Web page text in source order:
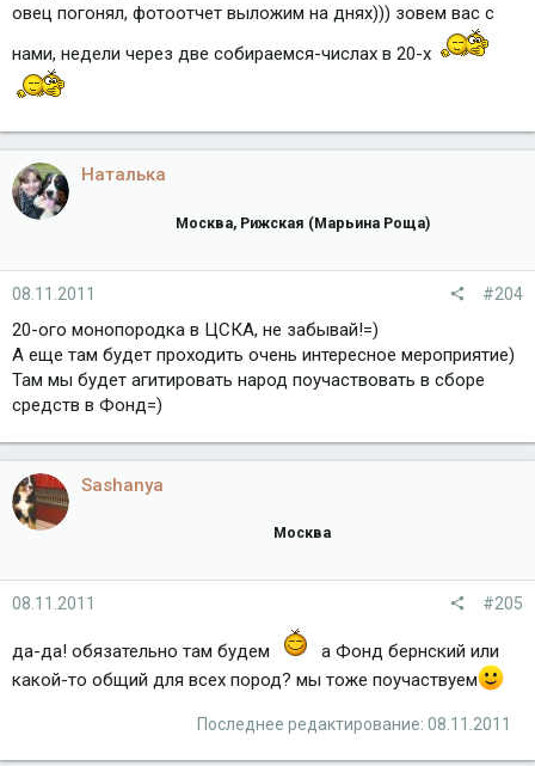
овец погонял, фотоотчет выложим на днях))) зовем вас с
нами, недели через две собираемся-числах в 20-х
Наталька
Москва, Рижская (Марьина Роща)
08.11.2011 #204
20-ого монопородка в ЦСКА, не забывай!=)
А еще там будет проходить очень интересное мероприятие)
Там мы будет агитировать народ поучаствовать в сборе
средств в Фонд=)
Sashanya
Москва
08.11.2011 #205
да-да! обязательно там будем
а Фонд бернский или
какой-то общий для всех пород? мы тоже поучаствуем
Последнее редактирование: 08.11.2011